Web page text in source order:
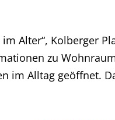
Alter“, Kolberger
zu
im Alltag geöffnet.